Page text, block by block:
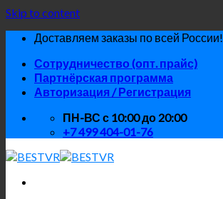
Skip to content
Доставляем заказы по всей России!
Сотрудничество (опт. прайс)
Партнёрская программа
Авторизация / Регистрация
ПН-ВС с 10:00 до 20:00
+7 499 404-01-76